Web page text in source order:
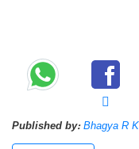
Published by: Bhagya R K